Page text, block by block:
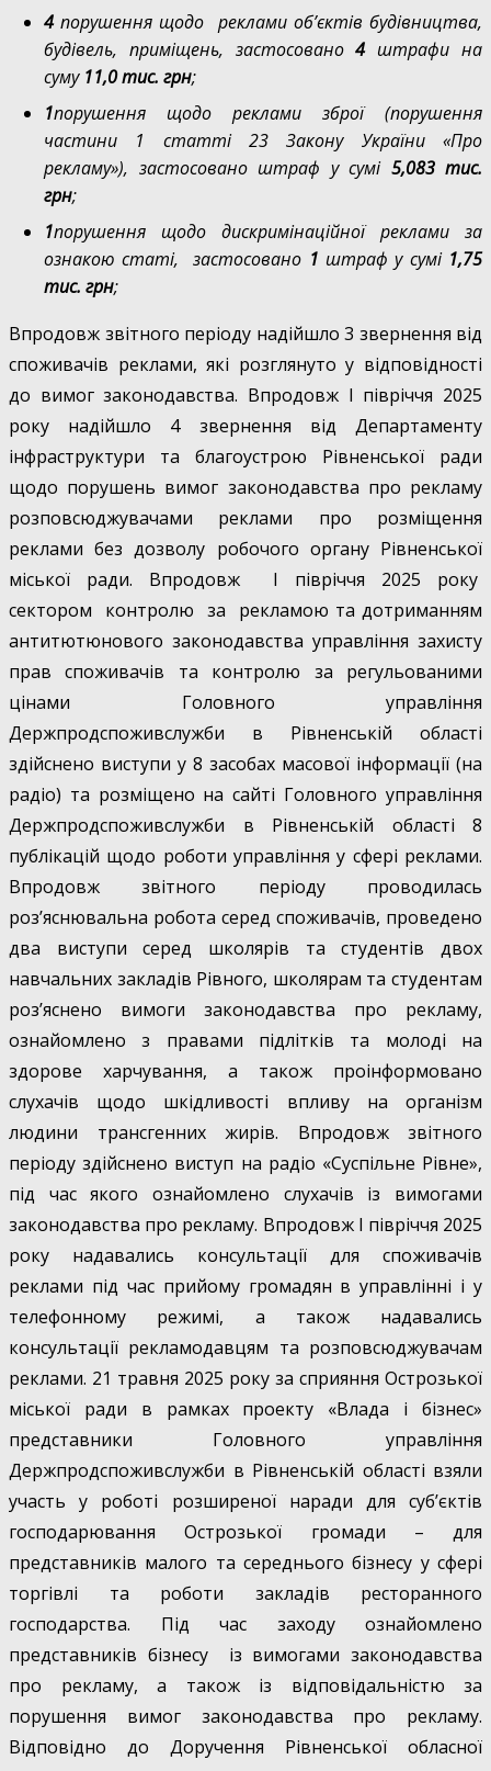
4порушення щодо реклами об’єктів будівництва,
будівель, приміщень, застосовано 4 штрафи на
суму 11,0 тис. грн;
1порушення щодо реклами зброї (порушення
частини 1 статті 23 Закону України «Про
рекламу»), застосовано штраф у сумі 5,083 тис.
грн;
1порушення щодо дискримінаційної реклами за
ознакою статі, застосовано 1 штраф у сумі 1,75
тис. грн;
Впродовж звітного періоду надійшло 3 звернення від
споживачів реклами, які розглянуто у відповідності
до вимог законодавства. Впродовж І півріччя 2025
року надійшло 4 звернення від Департаменту
інфраструктури та благоустрою Рівненської ради
щодо порушень вимог законодавства про рекламу
розповсюджувачами реклами про розміщення
реклами без дозволу робочого органу Рівненської
міської ради. Впродовж І півріччя 2025 року
сектором контролю за рекламою та дотриманням
антитютюнового законодавства управління захисту
прав споживачів та контролю за регульованими
цінами Головного управління
Держпродспоживслужби в Рівненській області
здійснено виступи у 8 засобах масової інформації (на
радіо) та розміщено на сайті Головного управління
Держпродспоживслужби в Рівненській області 8
публікацій щодо роботи управління у сфері реклами.
Впродовж звітного періоду проводилась
роз’яснювальна робота серед споживачів, проведено
два виступи серед школярів та студентів двох
навчальних закладів Рівного, школярам та студентам
роз’яснено вимоги законодавства про рекламу,
ознайомлено з правами підлітків та молоді на
здорове харчування, а також проінформовано
слухачів щодо шкідливості впливу на організм
людини трансгенних жирів. Впродовж звітного
періоду здійснено виступ на радіо «Суспільне Рівне»,
під час якого ознайомлено слухачів із вимогами
законодавства про рекламу. Впродовж І півріччя 2025
року надавались консультації для споживачів
реклами під час прийому громадян в управлінні і у
телефонному режимі, а також надавались
консультації рекламодавцям та розповсюджувачам
реклами. 21 травня 2025 року за сприяння Острозької
міської ради в рамках проекту «Влада і бізнес»
представники Головного управління
Держпродспоживслужби в Рівненській області взяли
участь у роботі розширеної наради для суб’єктів
господарювання Острозької громади – для
представників малого та середнього бізнесу у сфері
торгівлі та роботи закладів ресторанного
господарства. Під час заходу ознайомлено
представників бізнесу із вимогами законодавства
про рекламу, а також із відповідальністю за
порушення вимог законодавства про рекламу.
Відповідно до Доручення Рівненської обласної